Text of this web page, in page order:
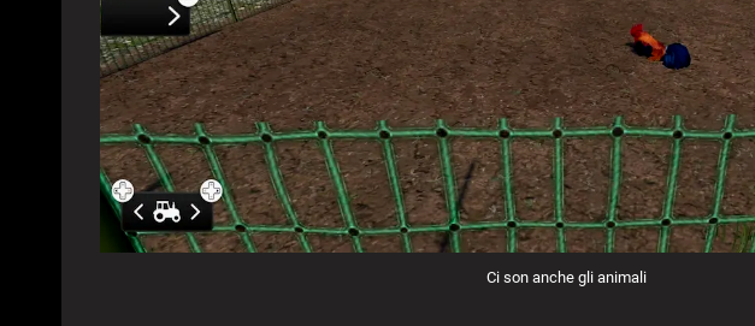
Ci son anche gli animali